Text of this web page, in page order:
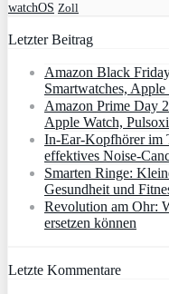
watchOS Zoll
Letzter Beitrag
Amazon Black
Smartwatches,
Amazon Prime Day
Apple Watch,
In-Ear-Kopfhörer im
effektives Noise-
Smarten Ringe:
Gesundheit und
Revolution am Ohr:
ersetzen können
Letzte Kommentare